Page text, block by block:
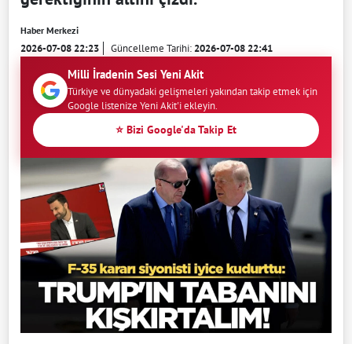
Haber Merkezi
2026-07-08 22:23 Güncelleme Tarihi:2026-07-08 22:41
Milli İradenin Sesi Yeni Akit
Türkiye ve dünyadaki gelişmeleri yakından takip etmek için
Google listenize Yeni Akit'i ekleyin.
⭐ Bizi Google'da Takip Et